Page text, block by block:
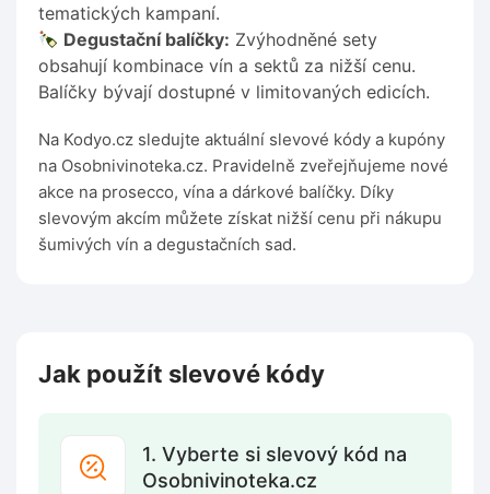
tematických kampaní.
Degustační balíčky: Zvýhodněné sety
obsahují kombinace vín a sektů za nižší cenu.
Balíčky bývají dostupné v limitovaných edicích.
Na Kodyo.cz sledujte aktuální slevové kódy a kupóny
na Osobnivinoteka.cz. Pravidelně zveřejňujeme nové
akce na prosecco, vína a dárkové balíčky. Díky
slevovým akcím můžete získat nižší cenu při nákupu
šumivých vín a degustačních sad.
Jak použít slevové kódy
1. Vyberte si slevový kód na
Osobnivinoteka.cz